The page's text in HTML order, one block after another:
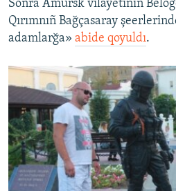
Soñra Amursk vilâyetiniñ
Qırımnıñ Bağçasaray
adamlarğa» abide qoyuldı.